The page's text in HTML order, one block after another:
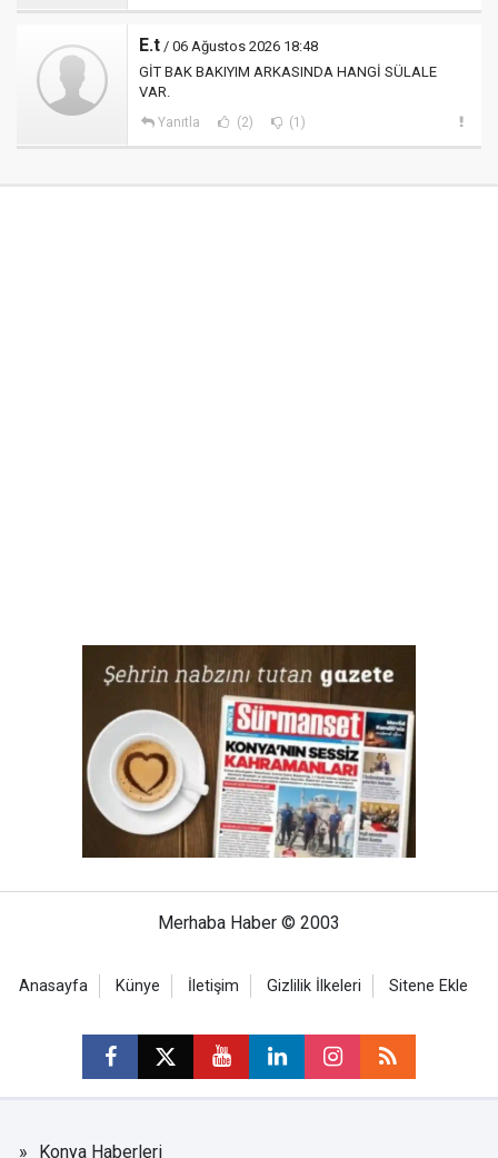
E.t / 06 Ağustos 2026 18:48
GİT BAK BAKIYIM ARKASINDA HANGİ SÜLALE
VAR.
Yanıtla (2) (1)
Merhaba Haber © 2003
Anasayfa Künye İletişim Gizlilik İlkeleri Sitene Ekle
Konya Haberleri